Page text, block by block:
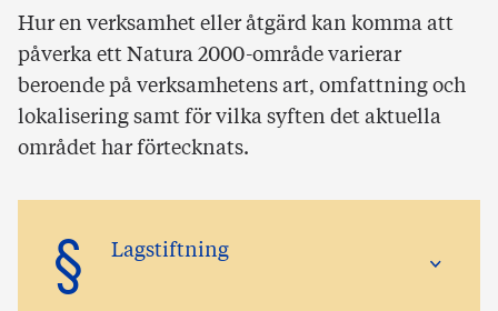
Hur en verksamhet eller åtgärd kan komma att
påverka ett Natura 2000-område varierar
beroende på verksamhetens art, omfattning och
lokalisering samt för vilka syften det aktuella
området har förtecknats.
§ Lagstiftning